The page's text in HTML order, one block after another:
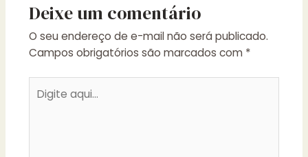
Deixe um comentário
O seu endereço de e-mail não será publicado.
Campos obrigatórios são marcados com *
aqui...